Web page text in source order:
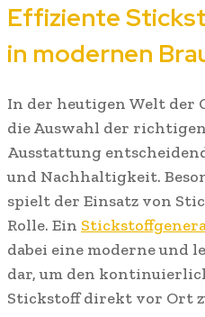
Effiziente
in modernen
In der heutigen Welt der
die Auswahl der
Ausstattung
und Nachhaltigkeit.
spielt der Einsatz von
Rolle. Ein
dabei eine moderne und
dar, um den
Stickstoff direkt vor Ort